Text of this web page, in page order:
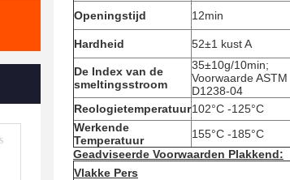
Openingstijd 12min
Hardheid 52±1 kust A
De Index van de
smeltingsstroom
35±10g/10min;
Voorwaarde ASTM
D1238-04
Reologietemperatuur102°C -125°C
Werkende
Temperatuur
155°C -185°C
Geadviseerde Voorwaarden Plakkend:
Vlakke Pers